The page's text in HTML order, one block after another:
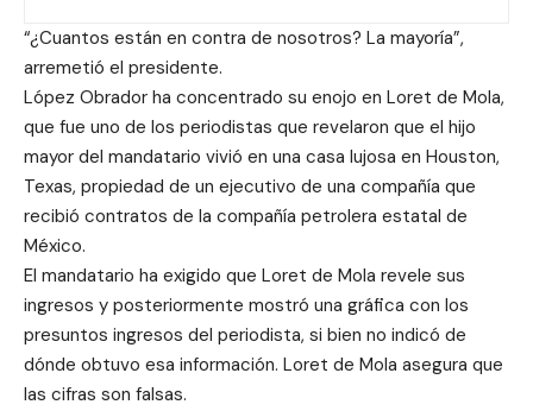
“¿Cuantos están en contra de nosotros? La mayoría”,
arremetió el presidente.
López Obrador ha concentrado su enojo en Loret de Mola,
que fue uno de los periodistas que revelaron que el hijo
mayor del mandatario vivió en una casa lujosa en Houston,
Texas, propiedad de un ejecutivo de una compañía que
recibió contratos de la compañía petrolera estatal de
México.
El mandatario ha exigido que Loret de Mola revele sus
ingresos y posteriormente mostró una gráfica con los
presuntos ingresos del periodista, si bien no indicó de
dónde obtuvo esa información. Loret de Mola asegura que
las cifras son falsas.